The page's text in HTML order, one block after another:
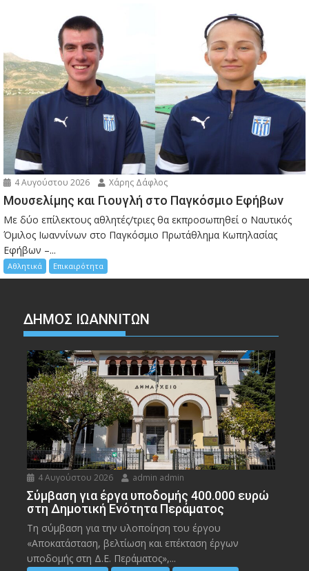
4 Αυγούστου 2026 Χάρης Δάφλος
Μουσελίμης και Γιουγλή στο Παγκόσμιο Εφήβων
Mε δύο επίλεκτους αθλητές/τριες θα εκπροσωπηθεί ο Ναυτικός
Όμιλος Ιωαννίνων στο Παγκόσμιο Πρωτάθλημα Κωπηλασίας
Εφήβων –...
Αθλητικά Επικαιρότητα
ΔΗΜΟΣ ΙΩΑΝΝΙΤΩΝ
4 Αυγούστου 2026 admin admin
Σύμβαση για έργα υποδομής 400.000 ευρώ
στη Δημοτική Ενότητα Περάματος
Τη σύμβαση για την υλοποίηση του έργου
«Αποκατάσταση, βελτίωση και επέκταση έργων
υποδομής στη Δ.Ε. Περάματος»,...